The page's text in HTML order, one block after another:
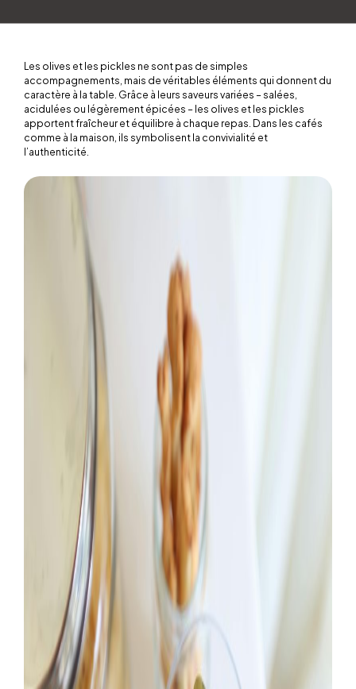
Les olives et les pickles ne sont pas de simples
accompagnements, mais de véritables éléments qui donnent du
caractère à la table. Grâce à leurs saveurs variées – salées,
acidulées ou légèrement épicées – les olives et les pickles
apportent fraîcheur et équilibre à chaque repas. Dans les cafés
comme à la maison, ils symbolisent la convivialité et
l’authenticité.